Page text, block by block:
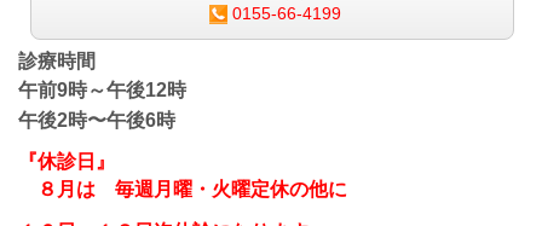
0155-66-4199
診療時間
午前9時～午後12時
午後2時〜午後6時
『休診日』
８月は
毎週月曜・火曜定休の他に